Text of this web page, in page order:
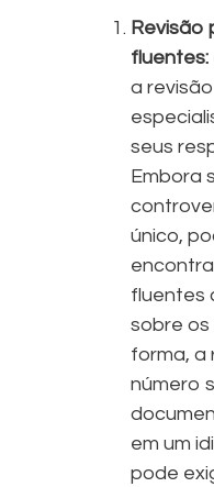
Revisão
fluentes:
a
seus
Embora
único,
fluentes
sobre os
forma, a
número
em um
pode